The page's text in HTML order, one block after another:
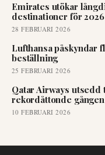
Emirates utökar
destinationer för 2026
28 FEBRUARI 2026
Lufthansa påskyndar
beställning
25 FEBRUARI 2026
Qatar Airways
rekordåttonde gången
10 FEBRUARI 2026